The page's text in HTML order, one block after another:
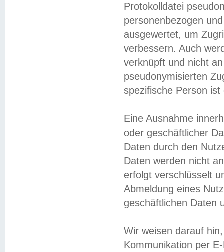
Protokolldatei
personenbezogen
ausgewertet, um
verbessern. Auch
verknüpft und nicht
pseudonymisierten
spezifische Person
Eine Ausnahme
oder geschäftlicher
Daten durch den
Daten werden nicht
erfolgt verschlüsselt
Abmeldung eines
geschäftlichen Daten
Wir weisen darauf
Kommunikation per